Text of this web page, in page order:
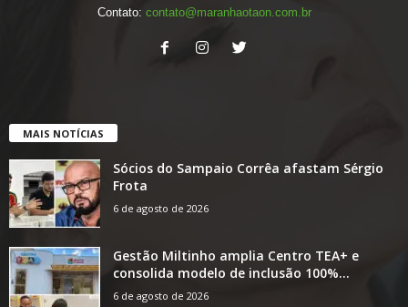
Contato: contato@maranhaotaon.com.br
MAIS NOTÍCIAS
Sócios do Sampaio Corrêa afastam Sérgio
Frota
6 de agosto de 2026
Gestão Miltinho amplia Centro TEA+ e
consolida modelo de inclusão 100%...
6 de agosto de 2026